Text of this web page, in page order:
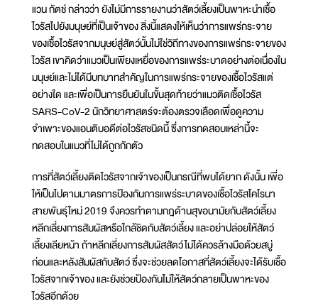
แวน กัตช์ กล่าวว่า ยังไม่มีการรายงานว่าสัตว์เลี้ยงเป็นพาหะนำเชื้อ
ไวรัสไปยังมนุษย์ที่เป็นเจ้าของ สิ่งนี้แสดงให้เห็นว่าการแพร่กระจาย
ของเชื้อไวรัสจากมนุษย์สู่สัตว์นั้นไม่ใช่วิถีทางของการแพร่กระจายของ
ไวรัส เขาคิดว่าแมวเป็นเพียงเหยื่อของการแพร่ระบาดอย่างต่อเนื่องใน
มนุษย์และไม่ได้มีบทบาทสำคัญในการแพร่กระจายของเชื้อไวรัสแต่
อย่างใด และเพื่อเป็นการยืนยันในขั้นสุดท้ายว่าแมวติดเชื้อไวรัส
SARS-CoV-2 นักวิทยาศาสตร์จะต้องตรวจเลือดเพื่อดูความ
จำเพาะของแอนติบอดีต่อไวรัสชนิดนี้ ซึ่งการทดสอบเหล่านี้จะ
ทดสอบในแมวที่ไม่ได้ถูกกักตัว
การที่สัตว์เลี้ยงติดไวรัสจากเจ้าของเป็นกรณีที่พบได้ยาก ดังนั้น เพื่อ
ให้เป็นไปตามมาตรการป้องกันการแพร่ระบาดของเชื้อไวรัสโคโรนา
สายพันธุ์ใหม่ 2019 จึงควรทำตามกฎด้านสุขอนามัยกับสัตว์เลี้ยง
หลีกเลี่ยงการสัมผัสหรือใกล้ชิดกับสัตว์เลี้ยง และอย่าปล่อยให้สัตว์
เลี้ยงเลียหน้า ถ้าหลีกเลี่ยงการสัมผัสสัตว์ไม่ได้ควรล้างมือด้วยสบู่
ก่อนและหลังสัมผัสกับสัตว์ ซึ่งจะช่วยลดโอกาสที่สัตว์เลี้ยงจะได้รับเชื้อ
ไวรัสจากเจ้าของ และยังช่วยป้องกันไม่ให้สัตว์กลายเป็นพาหะของ
ไวรัสอีกด้วย